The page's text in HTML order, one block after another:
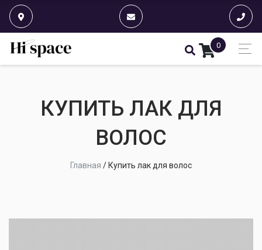
0
КУПИТЬ ЛАК ДЛЯ
ВОЛОС
Главная / Купить лак для волос